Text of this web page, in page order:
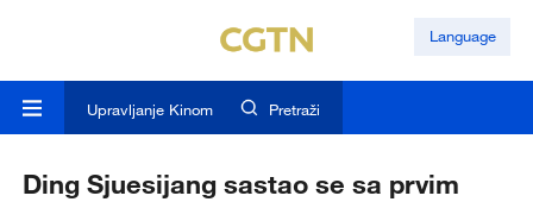
Language
Upravljanje Kinom Pretraži
Ding Sjuesijang sastao se sa prvim